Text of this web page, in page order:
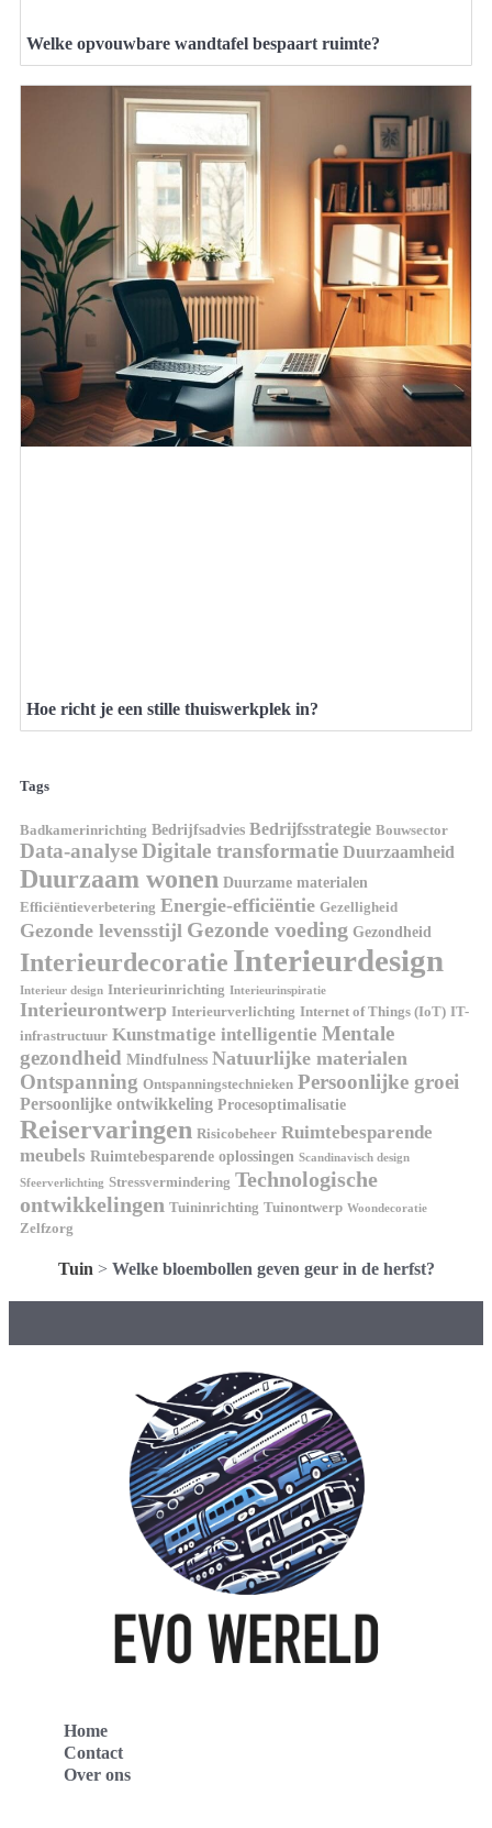
Welke opvouwbare wandtafel bespaart ruimte?
Hoe richt je een stille thuiswerkplek in?
Tags
Badkamerinrichting Bedrijfsadvies Bedrijfsstrategie Bouwsector
Data-analyseDigitale transformatie Duurzaamheid
Duurzaam wonen Duurzame materialen
Efficiëntieverbetering Energie-efficiëntie Gezelligheid
Gezonde levensstijl Gezonde voeding Gezondheid
Interieurdecoratie Interieurdesign
Interieur design Interieurinrichting Interieurinspiratie
Interieurontwerp Interieurverlichting Internet of Things (IoT) IT-
infrastructuur Kunstmatige intelligentie Mentale
gezondheid Mindfulness Natuurlijke materialen
Ontspanning Ontspanningstechnieken Persoonlijke groei
Persoonlijke ontwikkeling Procesoptimalisatie
Reiservaringen Risicobeheer Ruimtebesparende
meubels Ruimtebesparende oplossingen Scandinavisch design
Sfeerverlichting Stressvermindering Technologische
ontwikkelingen Tuininrichting Tuinontwerp Woondecoratie
Zelfzorg
Tuin > Welke bloembollen geven geur in de herfst?
Home
Contact
Over ons